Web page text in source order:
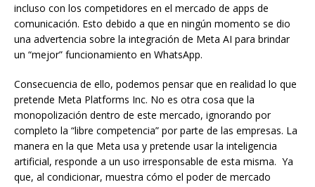
incluso con los competidores en el mercado de apps de
comunicación. Esto debido a que en ningún momento se dio
una advertencia sobre la integración de Meta AI para brindar
un “mejor” funcionamiento en WhatsApp.
Consecuencia de ello, podemos pensar que en realidad lo que
pretende Meta Platforms Inc. No es otra cosa que la
monopolización dentro de este mercado, ignorando por
completo la “libre competencia” por parte de las empresas. La
manera en la que Meta usa y pretende usar la inteligencia
artificial, responde a un uso irresponsable de esta misma. Ya
que, al condicionar, muestra cómo el poder de mercado